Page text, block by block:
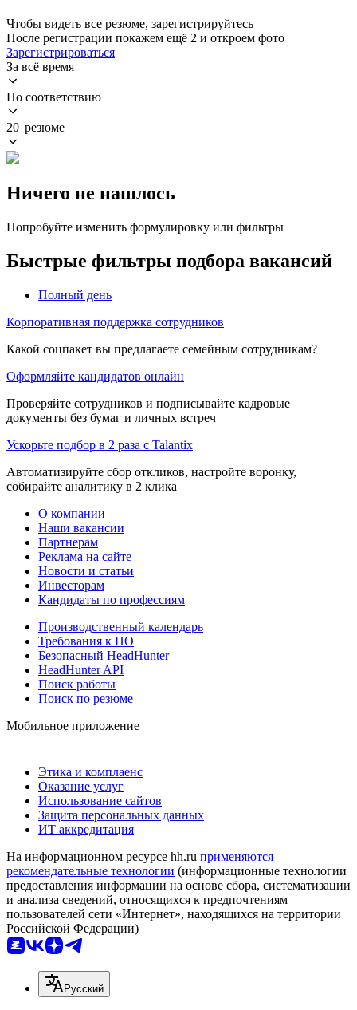
Чтобы видеть все резюме, зарегистрируйтесь
После регистрации покажем ещё 2 и откроем фото
Зарегистрироваться
За всё время
По соответствию
20 резюме
Ничего не нашлось
Попробуйте изменить формулировку или фильтры
Быстрые фильтры подбора вакансий
Полный день
Корпоративная поддержка сотрудников
Какой соцпакет вы предлагаете семейным сотрудникам?
Оформляйте кандидатов онлайн
Проверяйте сотрудников и подписывайте кадровые
документы без бумаг и личных встреч
Ускорьте подбор в 2 раза с Talantix
Автоматизируйте сбор откликов, настройте воронку,
собирайте аналитику в 2 клика
О компании
Наши вакансии
Партнерам
Реклама на сайте
Новости и статьи
Инвесторам
Кандидаты по профессиям
Производственный календарь
Требования к ПО
Безопасный HeadHunter
HeadHunter API
Поиск работы
Поиск по резюме
Мобильное приложение
Этика и комплаенс
Оказание услуг
Использование сайтов
Защита персональных данных
ИТ аккредитация
На информационном ресурсе hh.ru применяются
рекомендательные технологии (информационные технологии
предоставления информации на основе сбора, систематизации
и анализа сведений, относящихся к предпочтениям
пользователей сети «Интернет», находящихся на территории
Российской Федерации)
Русский